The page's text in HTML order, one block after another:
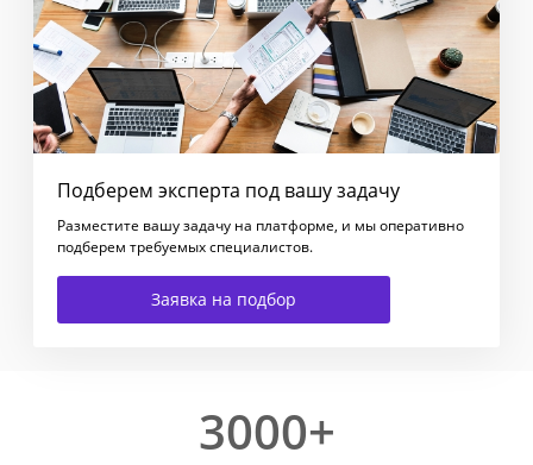
Подберем эксперта под вашу задачу
Разместите вашу задачу на платформе, и мы оперативно
подберем требуемых специалистов.
Заявка на подбор
3000+